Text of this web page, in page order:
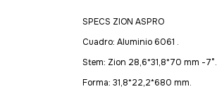
SPECS ZION ASPRO
Cuadro: Aluminio 6061 .
Stem: Zion 28,6*31,8*70 mm -7°.
Forma: 31,8*22,2*680 mm.